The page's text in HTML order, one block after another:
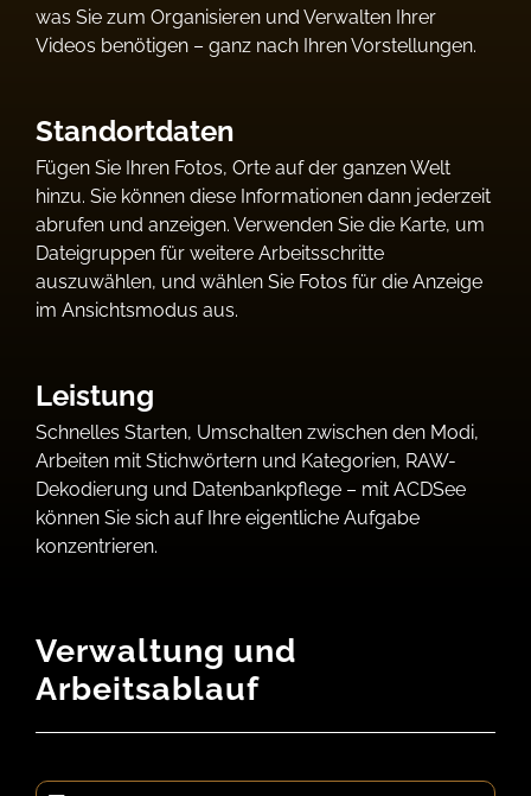
was Sie zum Organisieren und Verwalten Ihrer
Videos benötigen – ganz nach Ihren Vorstellungen.
Standortdaten
Fügen Sie Ihren Fotos, Orte auf der ganzen Welt
hinzu. Sie können diese Informationen dann jederzeit
abrufen und anzeigen. Verwenden Sie die Karte, um
Dateigruppen für weitere Arbeitsschritte
auszuwählen, und wählen Sie Fotos für die Anzeige
im Ansichtsmodus aus.
Leistung
Schnelles Starten, Umschalten zwischen den Modi,
Arbeiten mit Stichwörtern und Kategorien, RAW-
Dekodierung und Datenbankpflege – mit ACDSee
können Sie sich auf Ihre eigentliche Aufgabe
konzentrieren.
Verwaltung und
Arbeitsablauf